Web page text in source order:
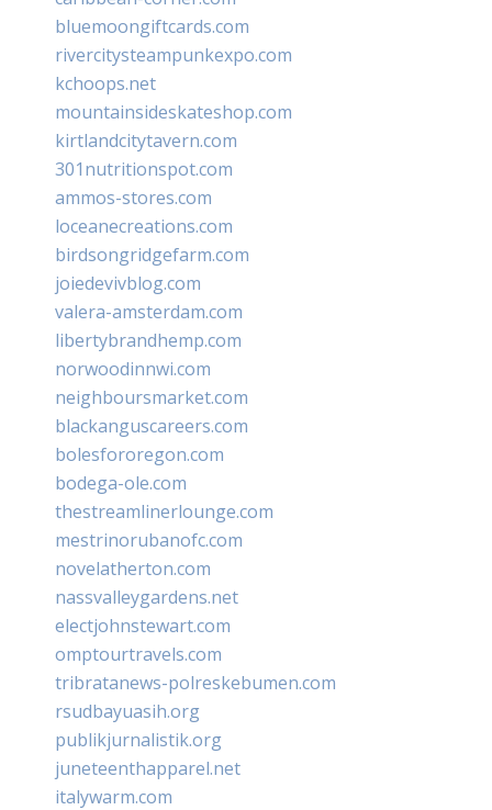
bluemoongiftcards.com
rivercitysteampunkexpo.com
kchoops.net
mountainsideskateshop.com
kirtlandcitytavern.com
301nutritionspot.com
ammos-stores.com
loceanecreations.com
birdsongridgefarm.com
joiedevivblog.com
valera-amsterdam.com
libertybrandhemp.com
norwoodinnwi.com
neighboursmarket.com
blackanguscareers.com
bolesfororegon.com
bodega-ole.com
thestreamlinerlounge.com
mestrinorubanofc.com
novelatherton.com
nassvalleygardens.net
electjohnstewart.com
omptourtravels.com
tribratanews-polreskebumen.com
rsudbayuasih.org
publikjurnalistik.org
juneteenthapparel.net
italywarm.com